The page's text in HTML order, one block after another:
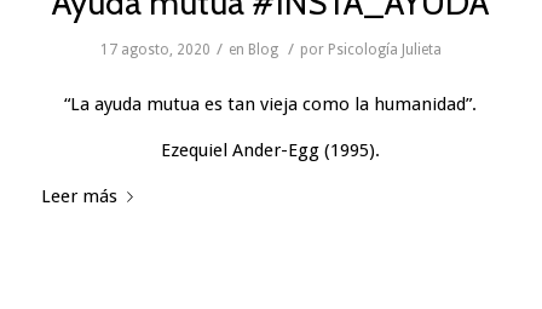
17 agosto, 2020 / en Blog / por Psicología Julieta
“La ayuda mutua es tan vieja como la humanidad”.
Ezequiel Ander-Egg (1995).
Leer más